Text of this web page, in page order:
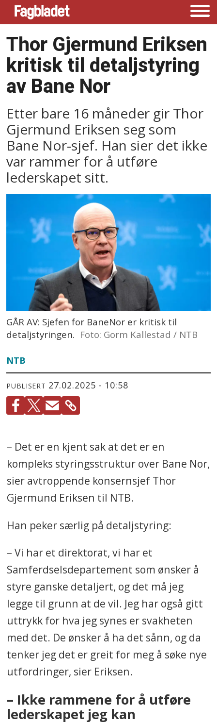
Thor Gjermund Eriksen
kritisk til detaljstyring
av Bane Nor
Etter bare 16 måneder gir Thor
Gjermund Eriksen seg som
Bane Nor-sjef. Han sier det ikke
var rammer for å utføre
lederskapet sitt.
GÅR AV: Sjefen for BaneNor er kritisk til
detaljstyringen. Foto: Gorm Kallestad / NTB
NTB
PUBLISERT 27.02.2025 - 10:58
– Det er en kjent sak at det er en
kompleks styringsstruktur over Bane Nor,
sier avtroppende konsernsjef Thor
Gjermund Eriksen til NTB.
Han peker særlig på detaljstyring:
– Vi har et direktorat, vi har et
Samferdselsdepartement som ønsker å
styre ganske detaljert, og det må jeg
legge til grunn at de vil. Jeg har også gitt
uttrykk for hva jeg synes er svakheten
med det. De ønsker å ha det sånn, og da
tenker jeg det er greit for meg å søke nye
utfordringer, sier Eriksen.
– Ikke rammene for å utføre
lederskapet jeg kan